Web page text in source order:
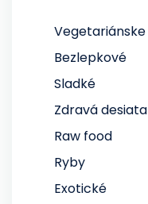
Vegetariánske
Bezlepkové
Sladké
Zdravá desiata
Raw food
Ryby
Exotické